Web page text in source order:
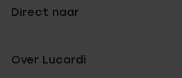
Direct naar
Over Lucardi